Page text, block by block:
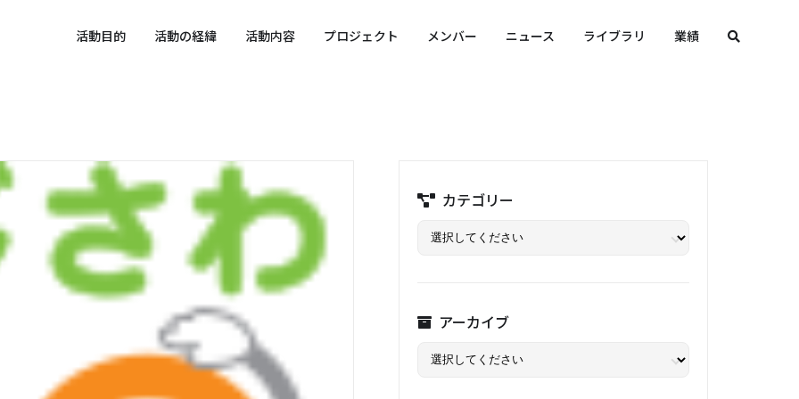
SDGs
活動目的 活動の経緯 活動内容 プロジェクト メンバー ニュース ライブラリ 業績
カテゴリー
アーカイブ